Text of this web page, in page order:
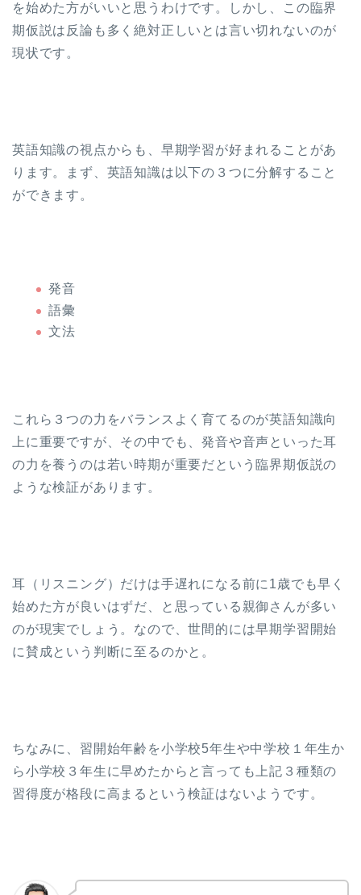
を始めた方がいいと思うわけです。しかし、この臨界
期仮説は反論も多く絶対正しいとは言い切れないのが
現状です。
英語知識の視点からも、早期学習が好まれることがあ
ります。まず、英語知識は以下の３つに分解すること
ができます。
発音
語彙
文法
これら３つの力をバランスよく育てるのが英語知識向
上に重要ですが、その中でも、発音や音声といった耳
の力を養うのは若い時期が重要だという臨界期仮説の
ような検証があります。
耳（リスニング）だけは手遅れになる前に1歳でも早く
始めた方が良いはずだ、と思っている親御さんが多い
のが現実でしょう。なので、世間的には早期学習開始
に賛成という判断に至るのかと。
ちなみに、習開始年齢を小学校5年生や中学校１年生か
ら小学校３年生に早めたからと言っても上記３種類の
習得度が格段に高まるという検証はないようです。